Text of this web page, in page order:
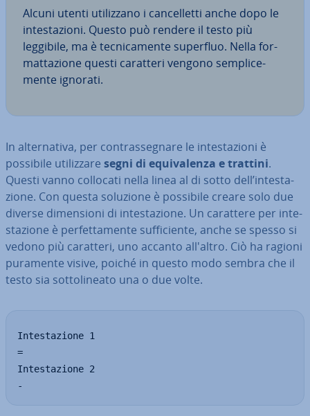
Alcuni utenti uti­liz­za­no i can­cel­let­ti anche dopo le
in­te­sta­zio­ni. Questo può rendere il testo più
leggibile, ma è tec­ni­ca­men­te superfluo. Nella for­
mat­ta­zio­ne questi caratteri vengono sem­pli­ce­
men­te ignorati.
In al­ter­na­ti­va, per con­tras­se­gna­re le in­te­sta­zio­ni è
possibile uti­liz­za­re segni di equi­va­len­za e trattini.
Questi vanno collocati nella linea al di sotto dell’in­te­sta­
zio­ne. Con questa soluzione è possibile creare solo due
diverse di­men­sio­ni di in­te­sta­zio­ne. Un carattere per in­te­
sta­zio­ne è per­fet­ta­men­te suf­fi­cien­te, anche se spesso si
vedono più caratteri, uno accanto all'altro. Ciò ha ragioni
puramente visive, poiché in questo modo sembra che il
testo sia sot­to­li­nea­to una o due volte.
Intestazione 1
=
Intestazione 2
-